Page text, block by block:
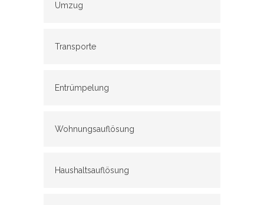
Umzug
Transporte
Entrümpelung
Wohnungsauflösung
Haushaltsauflösung